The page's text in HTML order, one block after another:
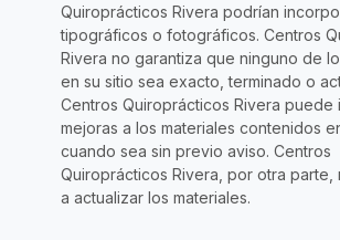
Quiroprácticos Rivera podrían
tipográficos o fotográficos. Centros
Rivera no garantiza que ninguno de
en su sitio sea exacto, terminado o
Centros Quiroprácticos Rivera puede
mejoras a los materiales contenidos
cuando sea sin previo aviso. Centros
Quiroprácticos Rivera, por otra parte,
a actualizar los materiales.